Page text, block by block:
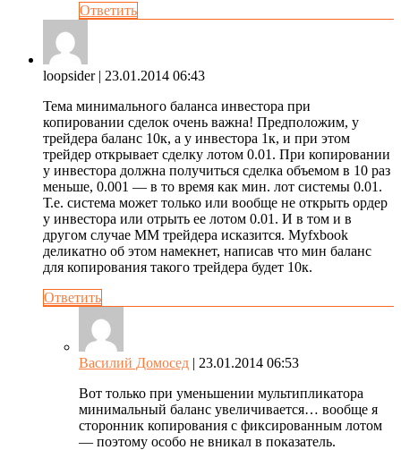
Ответить
loopsider | 23.01.2014 06:43
Тема минимального баланса инвестора при
копировании сделок очень важна! Предположим, у
трейдера баланс 10к, а у инвестора 1к, и при этом
трейдер открывает сделку лотом 0.01. При копировании
у инвестора должна получиться сделка объемом в 10 раз
меньше, 0.001 — в то время как мин. лот системы 0.01.
Т.е. система может только или вообще не открыть ордер
у инвестора или отрыть ее лотом 0.01. И в том и в
другом случае ММ трейдера исказится. Myfxbook
деликатно об этом намекнет, написав что мин баланс
для копирования такого трейдера будет 10к.
Ответить
Василий Домосед | 23.01.2014 06:53
Вот только при уменьшении мультипликатора
минимальный баланс увеличивается… вообще я
сторонник копирования с фиксированным лотом
— поэтому особо не вникал в показатель.